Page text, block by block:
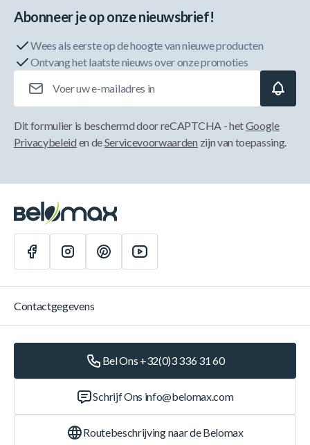
Abonneer je op onze nieuwsbrief!
Wees als eerste op de hoogte van nieuwe producten
Ontvang het laatste nieuws over onze promoties
Dit formulier is beschermd door reCAPTCHA - hetGoogle
Privacybeleid en deServicevoorwaarden zijn van toepassing.
Contactgegevens
Bel Ons +32(0)3 336 31 60
Schrijf Ons info@belomax.com
Routebeschrijving naar de Belomax